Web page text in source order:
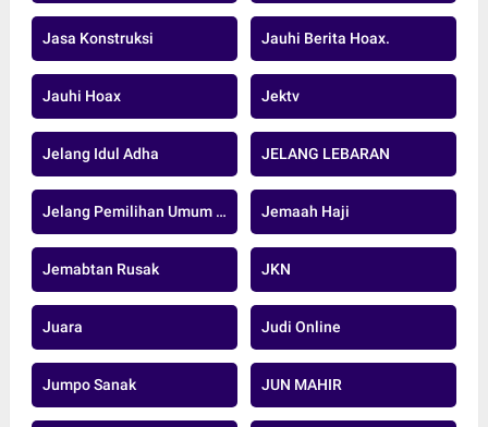
Jasa Konstruksi Jauhi Berita Hoax.
Jauhi Hoax Jektv
Jelang Idul Adha JELANG LEBARAN
Jelang Pemilihan Umum Serentak 2024 Jemaah Haji
Jemabtan Rusak JKN
Juara Judi Online
Jumpo Sanak JUN MAHIR